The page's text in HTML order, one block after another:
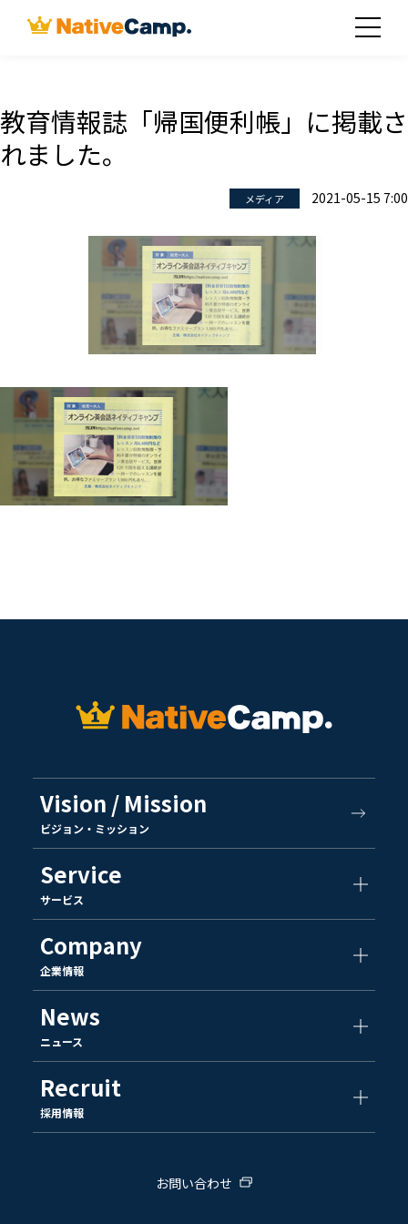
教育情報誌「帰国便利帳」に掲載さ
れました。
メディア 2021-05-15 7:00
Vision / Mission
ビジョン・ミッション
Service
サービス
Company
企業情報
News
ニュース
Recruit
採用情報
お問い合わせ